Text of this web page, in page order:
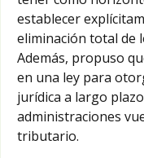
establecer
eliminación total de
Además, propuso
en una ley para
jurídica a largo
administraciones
tributario.